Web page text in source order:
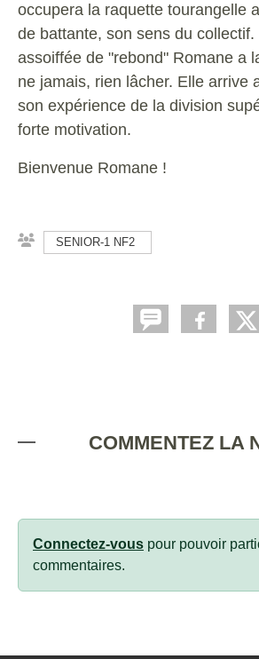
occupera la raquette tourangelle
de battante, son sens du collectif.
assoiffée de "rebond" Romane a
ne jamais, rien lâcher. Elle arrive
son expérience de la division
forte motivation.
Bienvenue Romane !
SENIOR-1 NF2
COMMENTEZ LA
Connectez-vous pour pouvoir
commentaires.